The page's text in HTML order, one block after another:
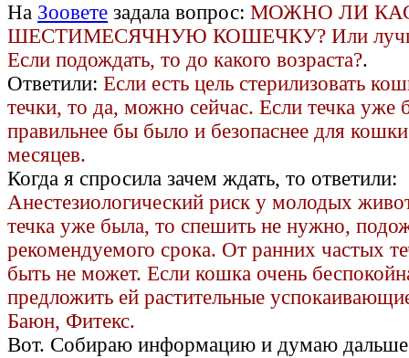
На Зоовете задала вопрос: МОЖНО ЛИ
ШЕСТИМЕСЯЧНУЮ КОШЕЧКУ? Или
Если подождать, то до какого возраста?.
Ответили: Если есть цель стерилизовать
течки, то да, можно сейчас. Если течка уже
правильнее бы было и безопаснее для
месяцев.
Когда я спросила зачем ждать, то ответили:
Анестезиологический риск у молодых
течка уже была, то спешить не нужно,
рекомендуемого срока. От ранних частых
быть не может. Если кошка очень
предложить ей растительные
Баюн, Фитекс.
Вот. Собираю информацию и думаю